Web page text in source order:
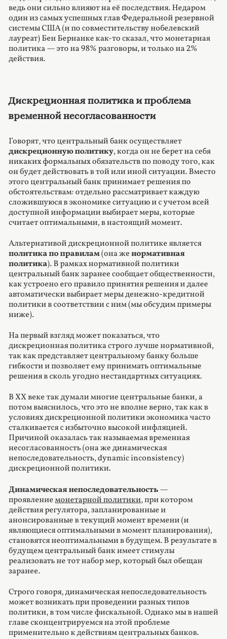
ведь они сильно влияют на её последствия. Недаром
один из самых успешных глав Федеральной резервной
системы США (и по совместительству нобелевский
лауреат) Бен Бернанке как-то сказал, что монетарная
политика — это на 98% разговоры, и только на 2%
действия.
Дискреционная политика и проблема
временной несогласованности
Говорят, что центральный банк осуществляет
дискреционную политику, когда он не берет на себя
никаких формальных обязательств по поводу того, как
он будет действовать в той или иной ситуации. Вместо
этого центральный банк принимает решения по
обстоятельствам: отдельно рассматривает каждую
сложившуюся в экономике ситуацию и с учетом всей
доступной информации выбирает меры, которые
считает оптимальными, в настоящий момент.
Альтернативой дискреционной политике является
политика по правилам(она женормативная
политика). В рамках нормативной политики
центральный банк заранее сообщает общественности,
как устроено его правило принятия решения и далее
автоматически выбирает меры денежно-кредитной
политики в соответствии с ним (мы обсудим примеры
ниже).
На первый взгляд может показаться, что
дискреционная политика строго лучше нормативной,
так как представляет центральному банку больше
гибкости и позволяет ему принимать оптимальные
решения в сколь угодно нестандартных ситуациях.
В XX веке так думали многие центральные банки, а
потом выяснилось, что это не вполне верно, так как в
условиях дискреционной политики экономика часто
сталкивается с избыточно высокой инфляцией.
Причиной оказалась так называемая временная
несогласованность (она же динамическая
непоследовательность, dynamic inconsistency)
дискреционной политики.
Динамическая непоследовательность—
проявлениемонетарной политики, при котором
действия регулятора, запланированные и
анонсированные в текущий момент времени (и
являющиеся оптимальными в момент планирования),
становятся неоптимальными в будущем. В результате в
будущем центральный банк имеет стимулы
реализовать не тот набор мер, который был обещан
заранее.
Строго говоря, динамическая непоследовательность
может возникать при проведении разных типов
политики, в том числе фискальной. Однако мы в нашей
главе сконцентрируемся на этой проблеме
применительно к действиям центральных банков.